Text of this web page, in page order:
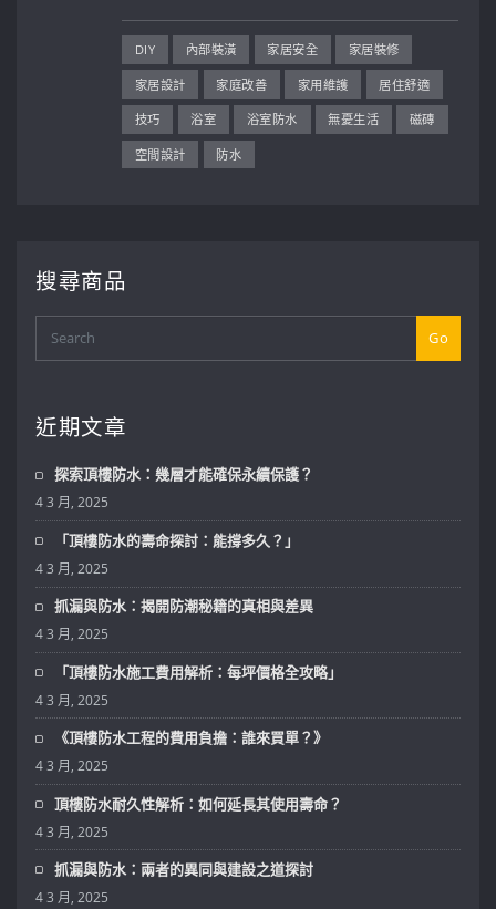
DIY 內部裝潢 家居安全 家居裝修
家居設計 家庭改善 家用維護 居住舒適
技巧 浴室 浴室防水 無憂生活 磁磚
空間設計 防水
搜尋商品
Go
近期文章
探索頂樓防水：幾層才能確保永續保護？
4 3 月, 2025
「頂樓防水的壽命探討：能撐多久？」
4 3 月, 2025
抓漏與防水：揭開防潮秘籍的真相與差異
4 3 月, 2025
「頂樓防水施工費用解析：每坪價格全攻略」
4 3 月, 2025
《頂樓防水工程的費用負擔：誰來買單？》
4 3 月, 2025
頂樓防水耐久性解析：如何延長其使用壽命？
4 3 月, 2025
抓漏與防水：兩者的異同與建設之道探討
4 3 月, 2025